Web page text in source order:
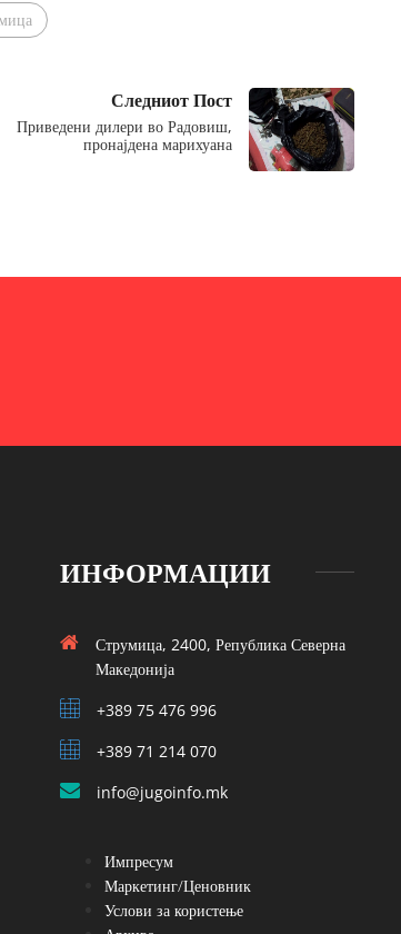
Следниот Пост
Приведени дилери во Радовиш,
пронајдена марихуана
ИНФОРМАЦИИ
Струмица, 2400, Република Северна
Македонија
+389 75 476 996
+389 71 214 070
info@jugoinfo.mk
Импресум
Маркетинг/Ценовник
Услови за користење